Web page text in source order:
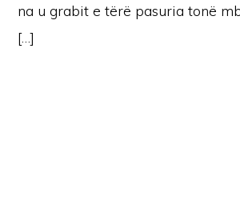
na u grabit e tërë pasuria tonë
[…]